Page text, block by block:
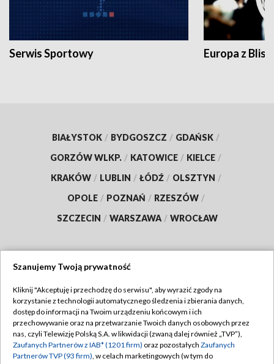
Serwis Sportowy Europa z
BIAŁYSTOK / BYDGOSZCZ / GDAŃSK /
GORZÓW WLKP. / KATOWICE / KIELCE /
KRAKÓW / LUBLIN / ŁÓDŹ / OLSZTYN /
OPOLE / POZNAŃ / RZESZÓW /
SZCZECIN / WARSZAWA / WROCŁAW
TVP
Abonament TVP
Emisja w TVP
Regulamin TVP
Polityka prywatności
Szanujemy Twoją prywatność
Kliknij "Akceptuję i przechodzę do serwisu", aby wyrazić zgody na
korzystanie z technologii automatycznego śledzenia i zbierania danych,
dostęp do informacji na Twoim urządzeniu końcowym i ich
przechowywanie oraz na przetwarzanie Twoich danych osobowych przez
nas, czyli Telewizję Polską S.A. w likwidacji (zwaną dalej również „TVP”),
Zaufanych Partnerów z IAB* (1201 firm) oraz pozostałych Zaufanych
Partnerów TVP (93 firm), w celach marketingowych (w tym do